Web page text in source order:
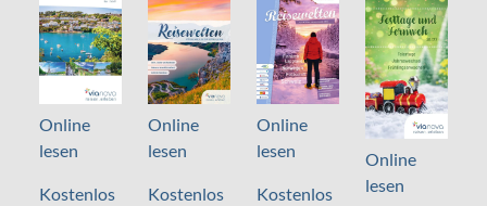
Online
lesen
Kostenlos
Online
lesen
Kostenlos
Online
lesen
Kostenlos
Online
lesen